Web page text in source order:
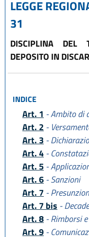
LEGGE
31
DISCIPLINA DEL
DEPOSITO IN
INDICE
Art. 1 - Ambito di
Art. 2 -
Art. 3 -
Art. 4 -
Art. 5 -
Art. 6 - Sanzioni
Art. 7 -
Art. 7 bis -
Art. 8 - Rimborsi
Art. 9 -